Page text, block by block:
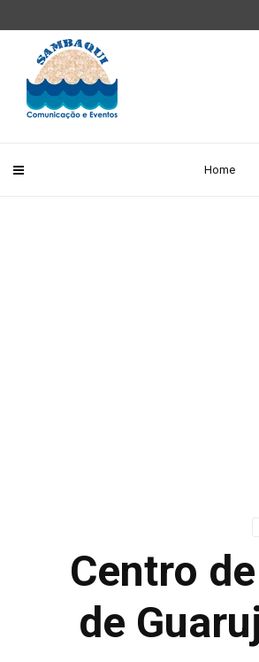
Home
Centro
de